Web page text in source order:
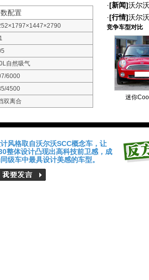
配置
自然吸气
6000
4500
双离合
·[新闻]沃尔
·[行情]沃尔
竞争车型对比
迷你
风格取自沃尔沃SCC概念车，让
整体设计凸现出高科技前卫感，成
级车中最具设计美感的车型。